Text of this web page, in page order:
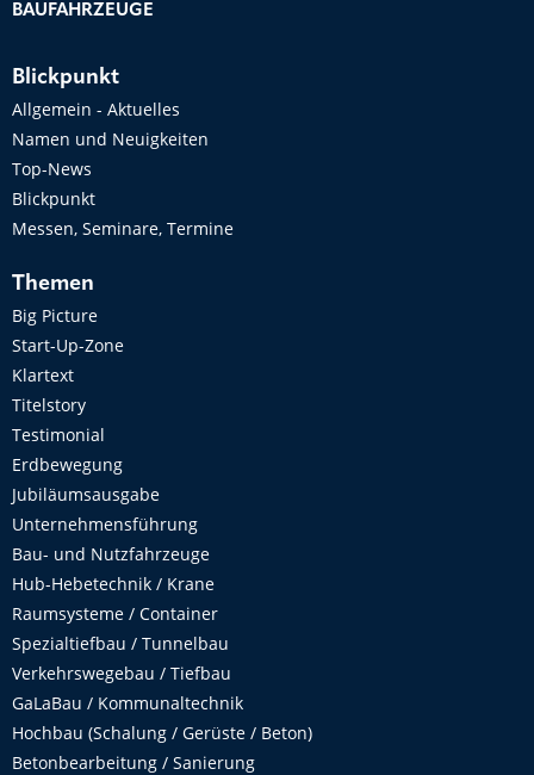
BAUFAHRZEUGE
Blickpunkt
Allgemein - Aktuelles
Namen und Neuigkeiten
Top-News
Blickpunkt
Messen, Seminare, Termine
Themen
Big Picture
Start-Up-Zone
Klartext
Titelstory
Testimonial
Erdbewegung
Jubiläumsausgabe
Unternehmensführung
Bau- und Nutzfahrzeuge
Hub-Hebetechnik / Krane
Raumsysteme / Container
Spezialtiefbau / Tunnelbau
Verkehrswegebau / Tiefbau
GaLaBau / Kommunaltechnik
Hochbau (Schalung / Gerüste / Beton)
Betonbearbeitung / Sanierung